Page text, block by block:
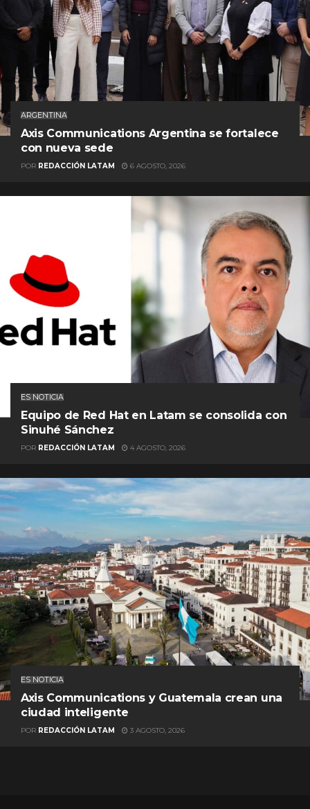
ARGENTINA
Axis Communications Argentina se fortalece
con nueva sede
POR REDACCIÓN LATAM 6 AGOSTO, 2026
ES NOTICIA
Equipo de Red Hat en Latam se consolida con
Sinuhé Sánchez
POR REDACCIÓN LATAM 4 AGOSTO, 2026
ES NOTICIA
Axis Communications y Guatemala crean una
ciudad inteligente
POR REDACCIÓN LATAM 3 AGOSTO, 2026